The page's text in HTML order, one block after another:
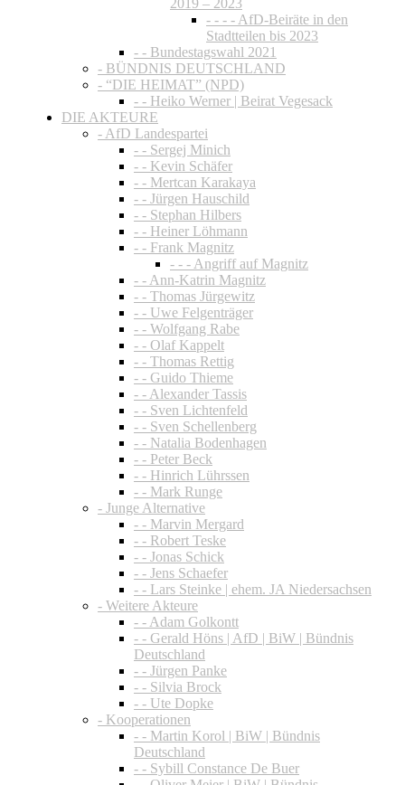
- - - - AfD-Beiräte in den
Stadtteilen bis 2023
- - Bundestagswahl 2021
- BÜNDNIS DEUTSCHLAND
- “DIE HEIMAT” (NPD)
- - Heiko Werner | Beirat Vegesack
DIE AKTEURE
- AfD Landespartei
- - Sergej Minich
- - Kevin Schäfer
- - Mertcan Karakaya
- - Jürgen Hauschild
- - Stephan Hilbers
- - Heiner Löhmann
- - Frank Magnitz
- - - Angriff auf Magnitz
- - Ann-Katrin Magnitz
- - Thomas Jürgewitz
- - Uwe Felgenträger
- - Wolfgang Rabe
- - Olaf Kappelt
- - Thomas Rettig
- - Guido Thieme
- - Alexander Tassis
- - Sven Lichtenfeld
- - Sven Schellenberg
- - Natalia Bodenhagen
- - Peter Beck
- - Hinrich Lührssen
- - Mark Runge
- Junge Alternative
- - Marvin Mergard
- - Robert Teske
- - Jonas Schick
- - Jens Schaefer
- - Lars Steinke | ehem. JA Niedersachsen
- Weitere Akteure
- - Adam Golkontt
- - Gerald Höns | AfD | BiW | Bündnis
Deutschland
- - Jürgen Panke
- - Silvia Brock
- - Ute Dopke
- Kooperationen
- - Martin Korol | BiW | Bündnis
Deutschland
- - Sybill Constance De Buer